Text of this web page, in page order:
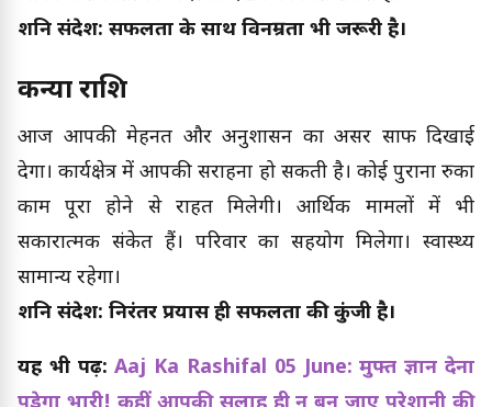
शनि संदेश: सफलता के साथ विनम्रता भी जरूरी है।
कन्या राशि
आज आपकी मेहनत और अनुशासन का असर साफ दिखाई
देगा। कार्यक्षेत्र में आपकी सराहना हो सकती है। कोई पुराना रुका
काम पूरा होने से राहत मिलेगी। आर्थिक मामलों में भी
सकारात्मक संकेत हैं। परिवार का सहयोग मिलेगा। स्वास्थ्य
सामान्य रहेगा।
शनि संदेश: निरंतर प्रयास ही सफलता की कुंजी है।
यह भी पढ़ें:Aaj Ka Rashifal 05 June: मुफ्त ज्ञान देना